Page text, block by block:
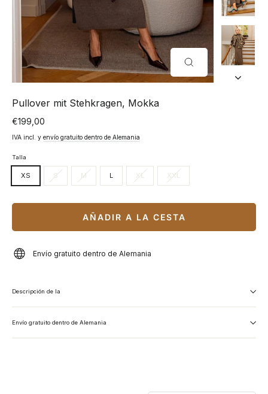
CERRAR
(ESC)
Pullover mit Stehkragen, Mokka
Precio
normal
€199,00
IVA incl. y envío gratuito dentro de Alemania
Talla
XS S M L XL XXL
AÑADIR A LA CESTA
Envío gratuito dentro de Alemania
Descripción de la
Envío gratuito dentro de Alemania